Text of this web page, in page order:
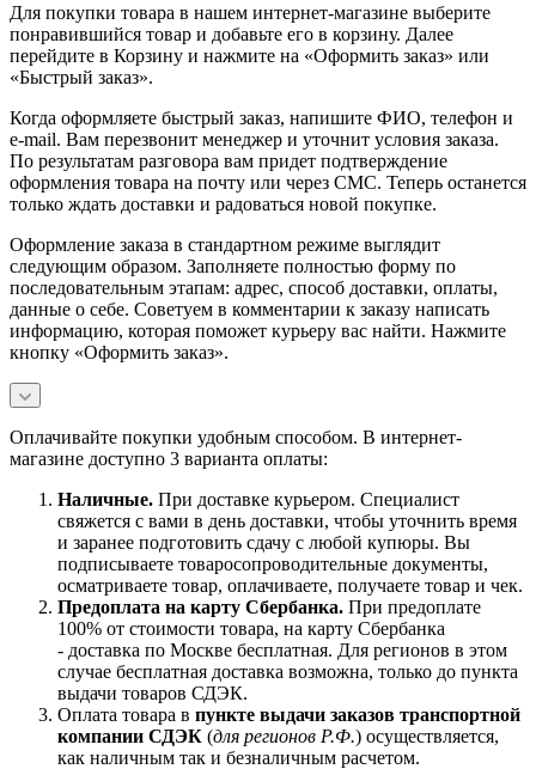
Для покупки товара в нашем интернет-магазине выберите
понравившийся товар и добавьте его в корзину. Далее
перейдите в Корзину и нажмите на «Оформить заказ» или
«Быстрый заказ».
Когда оформляете быстрый заказ, напишите ФИО, телефон и
e-mail. Вам перезвонит менеджер и уточнит условия заказа.
По результатам разговора вам придет подтверждение
оформления товара на почту или через СМС. Теперь останется
только ждать доставки и радоваться новой покупке.
Оформление заказа в стандартном режиме выглядит
следующим образом. Заполняете полностью форму по
последовательным этапам: адрес, способ доставки, оплаты,
данные о себе. Советуем в комментарии к заказу написать
информацию, которая поможет курьеру вас найти. Нажмите
кнопку «Оформить заказ».
Оплачивайте покупки удобным способом. В интернет-
магазине доступно 3 варианта оплаты:
Наличные. При доставке курьером. Специалист
свяжется с вами в день доставки, чтобы уточнить время
и заранее подготовить сдачу с любой купюры. Вы
подписываете товаросопроводительные документы,
осматриваете товар, оплачиваете, получаете товар и чек.
Предоплата на карту Сбербанка. При предоплате
100% от стоимости товара, на карту Сбербанка
- доставка по Москве бесплатная. Для регионов в этом
случае бесплатная доставка возможна, только до пункта
выдачи товаров СДЭК.
Оплата товара в пункте выдачи заказов транспортной
компании СДЭК (для регионов Р.Ф.) осуществляется,
как наличным так и безналичным расчетом.